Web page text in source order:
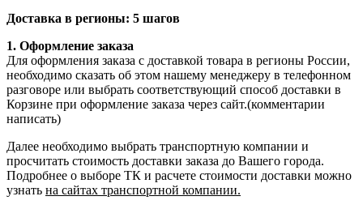
Доставка в регионы: 5 шагов
1. Оформление заказа
Для оформления заказа с доставкой товара в регионы России,
необходимо сказать об этом нашему менеджеру в телефонном
разговоре или выбрать соответствующий способ доставки в
Корзине при оформление заказа через сайт.(комментарии
написать)
Далее необходимо выбрать транспортную компании и
просчитать стоимость доставки заказа до Вашего города.
Подробнее о выборе ТК и расчете стоимости доставки можно
узнать на сайтах транспортной компании.